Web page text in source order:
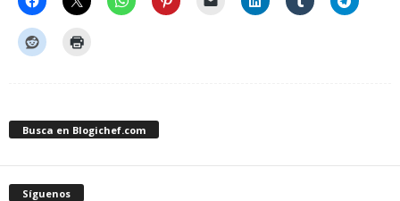
Busca en Blogichef.com
Síguenos